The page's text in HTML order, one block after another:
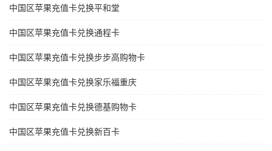
中国区苹果充值卡兑换平和堂
中国区苹果充值卡兑换通程卡
中国区苹果充值卡兑换步步高购物卡
中国区苹果充值卡兑换家乐福重庆
中国区苹果充值卡兑换德基购物卡
中国区苹果充值卡兑换新百卡